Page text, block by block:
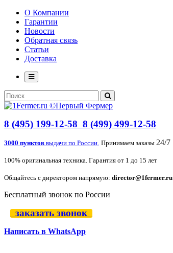
О Компании
Гарантии
Новости
Обратная связь
Статьи
Доставка
8 (495) 199-12-58 8 (499) 499-12-58
3000 пунктов выдачи по России. Принимаем заказы 24/7
100% оригинальная техника. Гарантия от 1 до 15 лет
Общайтесь с директором напрямую: director@1fermer.ru
Бесплатный звонок по России
заказать звонок
Написать в WhatsApp